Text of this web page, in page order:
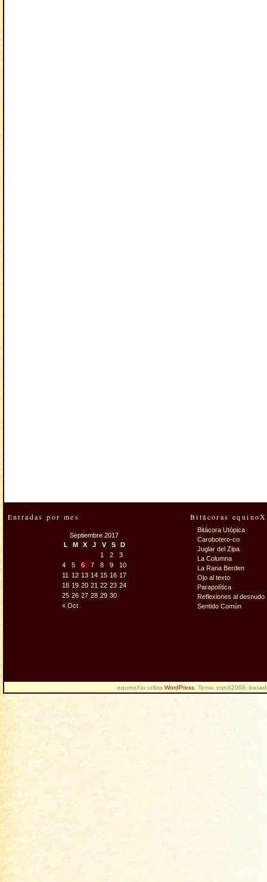
Entradas por mes
Septiembre 2017
L
M X J V S D
« Oct
1 2
3
4
5 6 7 8 9
10
11
12 13 14 15 16 17
18 19 20 21 22 23 24
25 26 27 28 29 30
Bitácoras
Bitácora Utópica
Carobotero-co
Juglar del Zipa
La Columna
La Rana Berden
Ojo al texto
Parapolítica
Reflexiones al desnudo
Sentido Común
equinoXio utiliza WordPress . Tema: eqnX2008,